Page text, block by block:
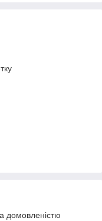
домовленістю